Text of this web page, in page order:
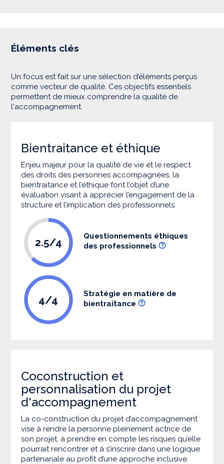
Éléments clés
Un focus est fait sur une sélection d’éléments perçus
comme vecteur de qualité. Ces objectifs essentiels
permettent de mieux comprendre la qualité de
l'accompagnement.
Bientraitance et éthique
Enjeu majeur pour la qualité de vie et le respect
des droits des personnes accompagnées, la
bientraitance et l’éthique font l’objet d’une
évaluation visant à apprécier l’engagement de la
structure et l’implication des professionnels.
2.5/4
Questionnements éthiques
des professionnels
4/4
Stratégie en matière de
bientraitance
Coconstruction et
personnalisation du projet
d'accompagnement
La co-construction du projet d’accompagnement
vise à rendre la personne pleinement actrice de
son projet, à prendre en compte les risques qu’elle
pourrait rencontrer et à s’inscrire dans une logique
partenariale au profit d’une approche inclusive.